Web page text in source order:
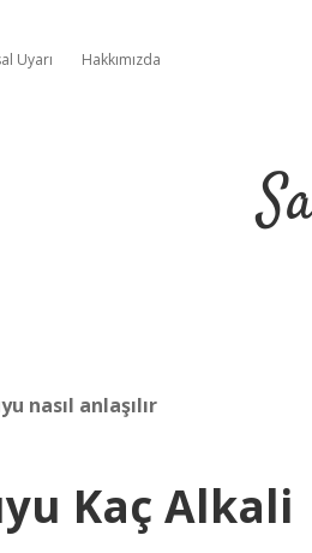
Uyarı Hakkımızda
nasıl anlaşılır
Kaç Alkali